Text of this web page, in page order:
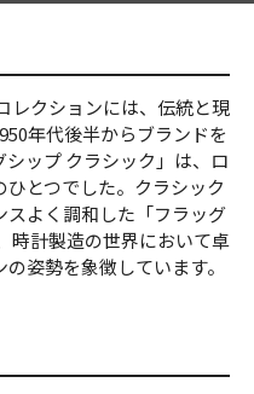
レクションには、伝統と現
年代後半からブランドを
ップ クラシック」は、ロ
とつでした。クラシック
スよく調和した「フラッグ
時計製造の世界において卓
姿勢を象徴しています。